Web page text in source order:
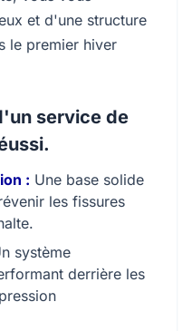
et d'une structure
le premier hiver
service de
: Une base solide
les fissures
système
derrière les